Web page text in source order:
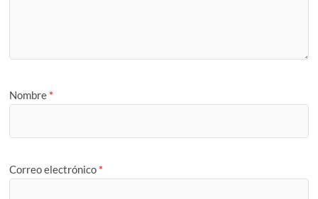
Nombre *
Correo electrónico *